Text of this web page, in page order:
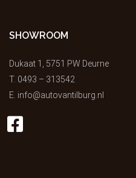
SHOWROOM
Dukaat 1, 5751 PW Deurne
T. 0493 – 313542
E. info@autovantilburg.nl